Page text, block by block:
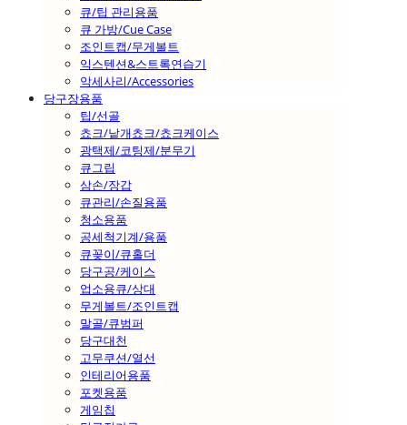
큐/팁 관리용품
큐 가방/Cue Case
조인트캡/무게볼트
익스텐션&스트록연습기
악세사리/Accessories
당구장용품
팁/선골
쵸크/낱개쵸크/쵸크케이스
광택제/코팅제/분무기
큐그립
삼손/장갑
큐관리/손질용품
청소용품
공세척기계/용품
큐꽂이/큐홀더
당구공/케이스
업소용큐/상대
무게볼트/조인트캡
말골/큐범퍼
당구대천
고무쿠션/열선
인테리어용품
포켓용품
게임칩